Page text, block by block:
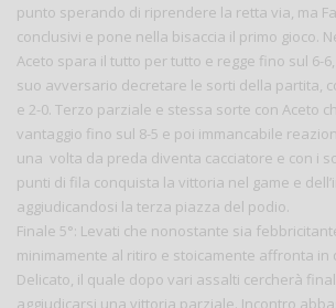
punto sperando di riprendere la retta via, ma
conclusivi e pone nella bisaccia il primo gioco.
Aceto spara il tutto per tutto e regge fino sul 6-
suo avversario decretare le sorti della partita,
e 2-0. Terzo parziale e stessa sorte con Aceto
vantaggio fino sul 8-5 e poi immancabile
una volta da preda diventa cacciatore e con i
punti di fila conquista la vittoria nel game e
aggiudicandosi la terza piazza del podio.
Finale 5°: Levati che nonostante sia
minimamente al ritiro e stoicamente affronta in
Delicato, il quale dopo vari assalti cercherà
aggiudicarsi una vittoria parziale. Incontro